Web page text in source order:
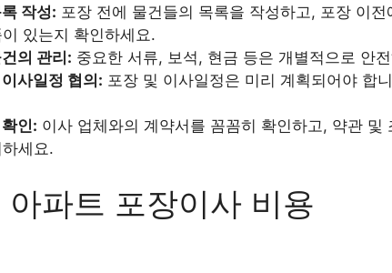
작성: 포장 전에 물건들의 목록을 작성하고, 포장 이
있는지 확인하세요.
의 관리: 중요한 서류, 보석, 현금 등은 개별적으로 안
사일정 협의: 포장 및 이사일정은 미리 계획되어야 합
인: 이사 업체와의 계약서를 꼼꼼히 확인하고, 약관
세요.
아파트 포장이사 비용